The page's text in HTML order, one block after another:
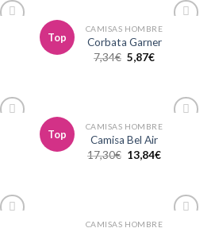
Top
CAMISAS HOMBRE
Corbata Garner
7,34€ 5,87€
Top
CAMISAS HOMBRE
Camisa Bel Air
17,30€ 13,84€
CAMISAS HOMBRE